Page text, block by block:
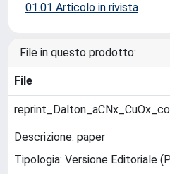
01.01 Articolo in rivista
File in questo prodotto:
File
Descrizione: paper
Tipologia: Versione Editoriale